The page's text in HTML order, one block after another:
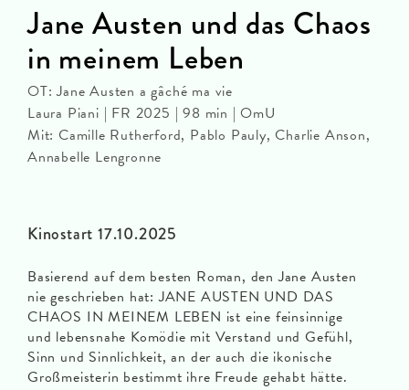
Kinostart 17.10.2025
Basierend auf dem besten Roman, den Jane Austen
nie geschrieben hat: JANE AUSTEN UND DAS
CHAOS IN MEINEM LEBEN ist eine feinsinnige
und lebensnahe Komödie mit Verstand und Gefühl,
Sinn und Sinnlichkeit, an der auch die ikonische
Großmeisterin bestimmt ihre Freude gehabt hätte.
Jane Austen und das Chaos
in meinem Leben
OT: Jane Austen a gâché ma vie
Laura Piani | FR 2025 | 98 min | OmU
Mit: Camille Rutherford, Pablo Pauly, Charlie Anson,
Annabelle Lengronne